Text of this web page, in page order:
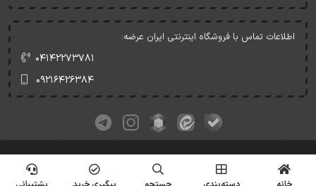
اطلاعات تماس با فروشگاه اینترنتی ایران عرضه:
۰۴۱۴۲۲۷۳۷۸۱
۰۹۲۱۶۴۲۶۳۸۴